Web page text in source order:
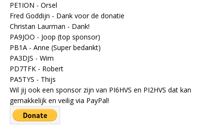
PE1ION - Orsel
Fred Goddijn - Dank voor de donatie
Christan Laurman - Dank!
PA9JOO - Joop (top sponsor)
PB1A - Anne (Super bedankt)
PA3DJS - Wim
PD7TFK - Robert
PA5TYS - Thijs
Wil jij ook een sponsor zijn van PI6HVS en PI2HVS dat kan
gemakkelijk en veilig via PayPal!